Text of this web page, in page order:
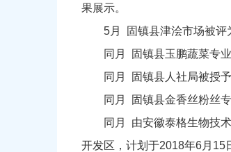
果展示。
5月 固镇县津浍市场被评
同月 固镇县玉鹏蔬菜专
同月 固镇县人社局被授予
同月 固镇县金香丝粉丝
同月 由安徽泰格生物技
开发区，计划于2018年6月15